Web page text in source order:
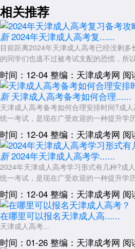
相关推荐
新 2024年天津成人高考复......
目前距离2024年天津成人高考已经没剩
的同学们也逃不过被考试支配的恐慌，所
时间：12-04 整编：天津成考网 阅
新 天津成人高考备考如何合理......
天津成人高考备考如何合理安排时间?成
统一考试，是现在广受欢迎的一种提升学
时间：12-04 整编：天津成考网 阅
新 2024年天津成人高考学......
2024年天津成人高考学习形式有几种?成
统一考试，是现在广受欢迎的一种提升学
时间：12-04 整编：天津成考网 阅
在哪里可以报名天津成人高......
天津成人高考...
时间：01-26 整编：天津成考网 阅